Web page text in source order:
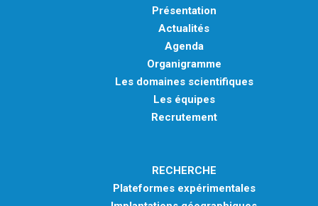
Présentation
Actualités
Agenda
Organigramme
Les domaines scientifiques
Les équipes
Recrutement
RECHERCHE
Plateformes expérimentales